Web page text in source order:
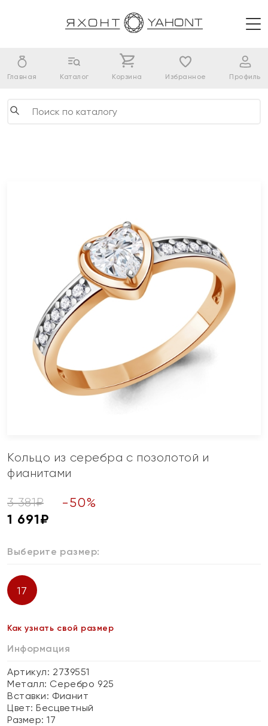
Главная Каталог Корзина Избранное Профиль
Кольцо из серебра с позолотой и
фианитами
3 381₽ -50%
1 691₽
Выберите размер:
17
Как узнать свой размер
Информация
Артикул: 2739551
Металл: Серебро 925
Вставки: Фианит
Цвет:Бесцветный
Размер:17